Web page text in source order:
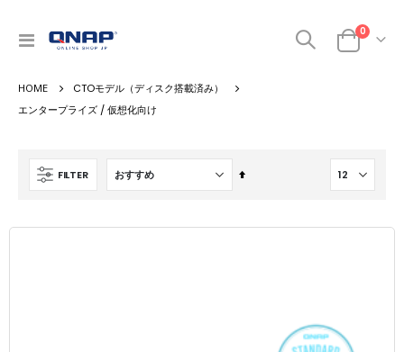
ナ
呼
ぶ
カート
0商品
CTOモデル（ディスク搭載済み）
エンタープライズ / 仮想化向け
FILTER
降